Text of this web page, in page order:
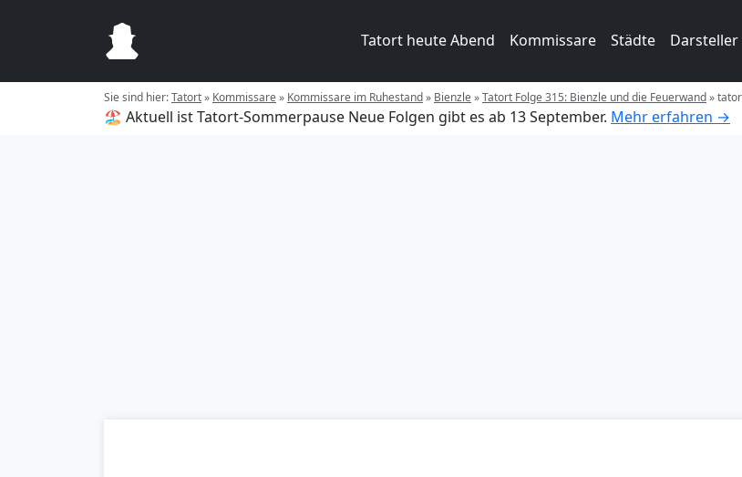
Tatort heute Abend Kommissare Städte Darsteller
Sie sind hier:Tatort» Kommissare» Kommissare im Ruhestand» Bienzle»Tatort Folge 315: Bienzle und die Feuerwand»
🏖️ Aktuell ist Tatort-Sommerpause Neue Folgen gibt es ab 13 September. Mehr erfahren →